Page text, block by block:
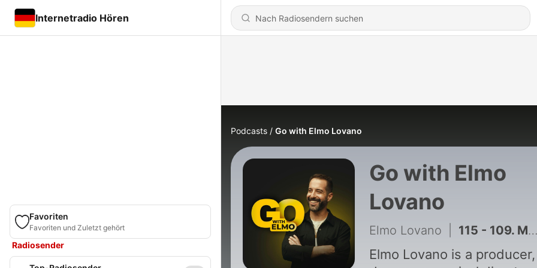
Internetradio Hören
Favoriten
Favoriten und Zuletzt gehört
Radiosender
Podcasts Go with Elmo Lovano
Go with Elmo
Lovano
Elmo Lovano 115 - 109. Michael League: Building Snarky Puppy & GroundUP, "Lingus," Cory Henry, David Crosby, Jazz Fusion
Elmo Lovano is a producer,